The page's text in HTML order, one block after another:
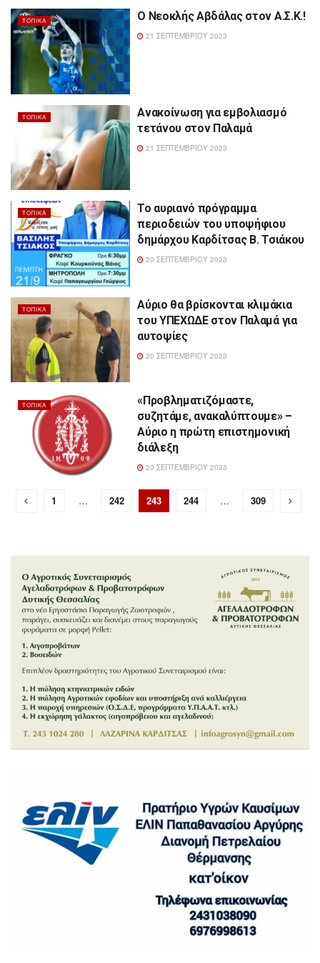
ΤΟΠΙΚΆ Ο Νεοκλής Αβδάλας στον Α.Σ.Κ.!
21 ΣΕΠΤΕΜΒΡΊΟΥ 2023
ΤΟΠΙΚΆ
Ανακοίνωση για εμβολιασμό
τετάνου στον Παλαμά
21 ΣΕΠΤΕΜΒΡΊΟΥ 2023
ΤΟΠΙΚΆ
Το αυριανό πρόγραμμα
περιοδειών του υποψήφιου
δημάρχου Καρδίτσας Β. Τσιάκου
20 ΣΕΠΤΕΜΒΡΊΟΥ 2023
ΤΟΠΙΚΆ
Αύριο θα βρίσκονται κλιμάκια
του ΥΠΕΧΩΔΕ στον Παλαμά για
αυτοψίες
20 ΣΕΠΤΕΜΒΡΊΟΥ 2023
ΤΟΠΙΚΆ
«Προβληματιζόμαστε,
συζητάμε, ανακαλύπτουμε» –
Αύριο η πρώτη επιστημονική
διάλεξη
20 ΣΕΠΤΕΜΒΡΊΟΥ 2023
1 … 242 243 244 … 309